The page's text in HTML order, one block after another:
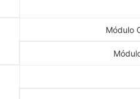
Módulo